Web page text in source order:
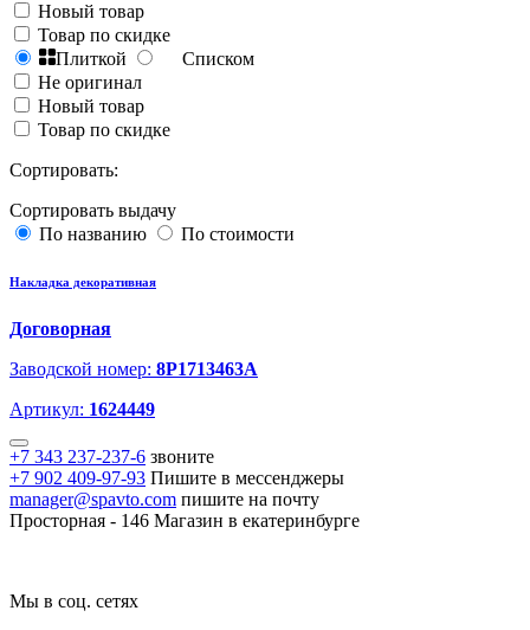
Новый товар
Товар по скидке
Плиткой
Списком
Не оригинал
Новый товар
Товар по скидке
Сортировать:
Сортировать выдачу
По названию
По стоимости
Накладка декоративная
Договорная
Заводской номер: 8P1713463A
Артикул: 1624449
+7 343 237-237-6 звоните
+7 902 409-97-93 Пишите в мессенджеры
manager@spavto.com пишите на почту
Просторная - 146 Магазин в екатеринбурге
Мы в соц. сетях